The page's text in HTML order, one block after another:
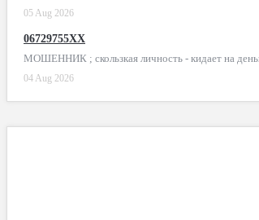
05 Aug 2026
06729755XX
МОШЕННИК ; скользкая личность - кидает на
04 Aug 2026